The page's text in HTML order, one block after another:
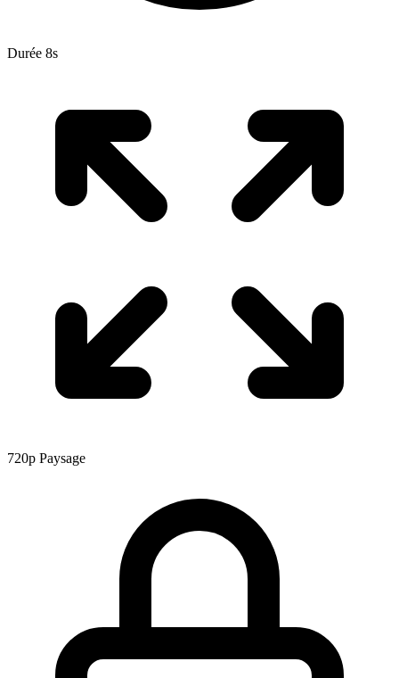
Durée 8s
720p Paysage